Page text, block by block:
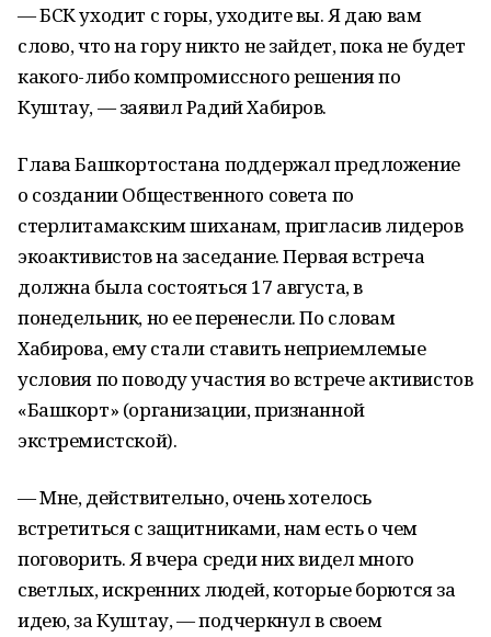
— БСК уходит с горы, уходите вы. Я даю вам
слово, что на гору никто не зайдет, пока не будет
какого-либо компромиссного решения по
Куштау, — заявил Радий Хабиров.
Глава Башкортостана поддержал предложение
о создании Общественного совета по
стерлитамакским шиханам, пригласив лидеров
экоактивистов на заседание. Первая встреча
должна была состояться 17 августа, в
понедельник, но ее перенесли. По словам
Хабирова, ему стали ставить неприемлемые
условия по поводу участия во встрече активистов
«Башкорт» (организации, признанной
экстремистской).
— Мне, действительно, очень хотелось
встретиться с защитниками, нам есть о чем
поговорить. Я вчера среди них видел много
светлых, искренних людей, которые борются за
идею, за Куштау, — подчеркнул в своем